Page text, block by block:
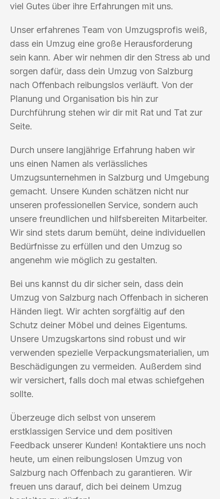
viel Gutes über ihre Erfahrungen mit uns.
Unser erfahrenes Team von Umzugsprofis weiß,
dass ein Umzug eine große Herausforderung
sein kann. Aber wir nehmen dir den Stress ab und
sorgen dafür, dass dein Umzug von Salzburg
nach Offenbach reibungslos verläuft. Von der
Planung und Organisation bis hin zur
Durchführung stehen wir dir mit Rat und Tat zur
Seite.
Durch unsere langjährige Erfahrung haben wir
uns einen Namen als verlässliches
Umzugsunternehmen in Salzburg und Umgebung
gemacht. Unsere Kunden schätzen nicht nur
unseren professionellen Service, sondern auch
unsere freundlichen und hilfsbereiten Mitarbeiter.
Wir sind stets darum bemüht, deine individuellen
Bedürfnisse zu erfüllen und den Umzug so
angenehm wie möglich zu gestalten.
Bei uns kannst du dir sicher sein, dass dein
Umzug von Salzburg nach Offenbach in sicheren
Händen liegt. Wir achten sorgfältig auf den
Schutz deiner Möbel und deines Eigentums.
Unsere Umzugskartons sind robust und wir
verwenden spezielle Verpackungsmaterialien, um
Beschädigungen zu vermeiden. Außerdem sind
wir versichert, falls doch mal etwas schiefgehen
sollte.
Überzeuge dich selbst von unserem
erstklassigen Service und dem positiven
Feedback unserer Kunden! Kontaktiere uns noch
heute, um einen reibungslosen Umzug von
Salzburg nach Offenbach zu garantieren. Wir
freuen uns darauf, dich bei deinem Umzug